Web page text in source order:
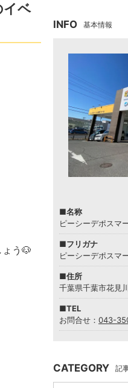
イベ
う🐶
INFO 基本情報
■名称
ピーシーデポスマ
■フリガナ
ピーシーデポスマ
■住所
千葉県千葉市花見
■TEL
お問合せ： 043-
CATEGORY 記